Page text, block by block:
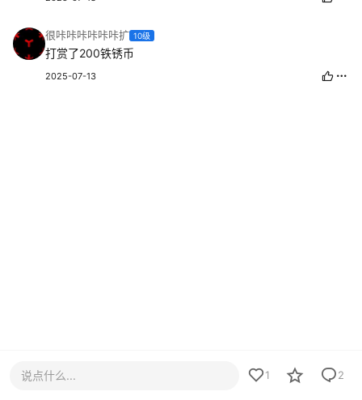
很咔咔咔咔咔咔扩 10级
打赏了200铁锈币
2025-07-13
说点什么... 1 2